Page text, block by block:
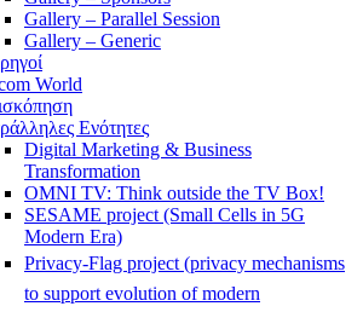
Gallery – Parallel Session
Gallery – Generic
World
Ενότητες
Digital Marketing & Business
Transformation
OMNI TV: Think outside the TV Box!
SESAME project (Small Cells in 5G
Modern Era)
Privacy-Flag project (privacy mechanisms
to support evolution of modern